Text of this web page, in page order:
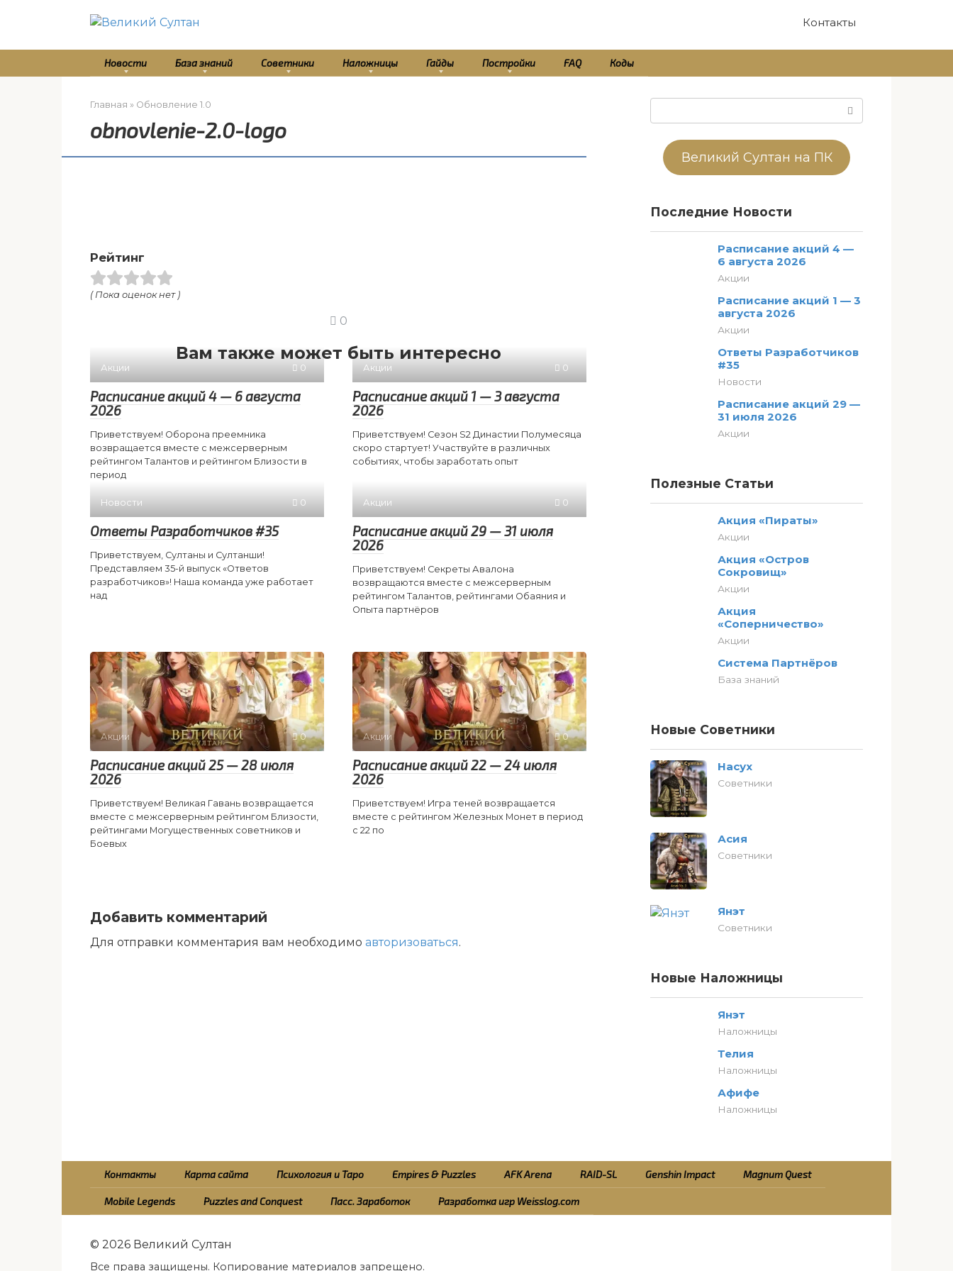
Контакты
Новости База знаний Советники Наложницы Гайды Постройки FAQ Коды
Главная » Обновление 1.0
obnovlenie-2.0-logo
Рейтинг
( Пока оценок нет )
0
Вам также может быть интересно
Акции 0
Расписание акций 4 — 6 августа
2026
Приветствуем! Оборона преемника
возвращается вместе с межсерверным
рейтингом Талантов и рейтингом Близости в
период
Акции 0
Расписание акций 1 — 3 августа
2026
Приветствуем! Сезон S2 Династии Полумесяца
скоро стартует! Участвуйте в различных
событиях, чтобы заработать опыт
Новости 0
Ответы Разработчиков #35
Приветствуем, Султаны и Султанши!
Представляем 35-й выпуск «Ответов
разработчиков»! Наша команда уже работает
над
Акции 0
Расписание акций 29 — 31 июля
2026
Приветствуем! Секреты Авалона
возвращаются вместе с межсерверным
рейтингом Талантов, рейтингами Обаяния и
Опыта партнёров
Акции 0
Расписание акций 25 — 28 июля
2026
Приветствуем! Великая Гавань возвращается
вместе с межсерверным рейтингом Близости,
рейтингами Могущественных советников и
Боевых
Акции 0
Расписание акций 22 — 24 июля
2026
Приветствуем! Игра теней возвращается
вместе с рейтингом Железных Монет в период
с 22 по
Добавить комментарий
Для отправки комментария вам необходимо авторизоваться.
Великий Султан на ПК
Последние Новости
Расписание акций 4 —
6 августа 2026
Акции
Расписание акций 1 — 3
августа 2026
Акции
Ответы Разработчиков
#35
Новости
Расписание акций 29 —
31 июля 2026
Акции
Полезные Статьи
Акция «Пираты»
Акции
Акция «Остров
Сокровищ»
Акции
Акция
«Соперничество»
Акции
Система Партнёров
База знаний
Новые Советники
Насух
Советники
Асия
Советники
Янэт
Советники
Новые Наложницы
Янэт
Наложницы
Телия
Наложницы
Афифе
Наложницы
Контакты Карта сайта Психология и Таро Empires & Puzzles AFK Arena RAID-SL Genshin Impact Magnum Quest
Mobile Legends Puzzles and Conquest Пасс. Заработок Разработка игр Weisslog.com
© 2026 Великий Султан
Все права защищены. Копирование материалов запрещено.